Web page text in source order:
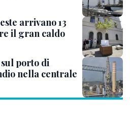
arrivano 13
il gran caldo
porto di
nella centrale